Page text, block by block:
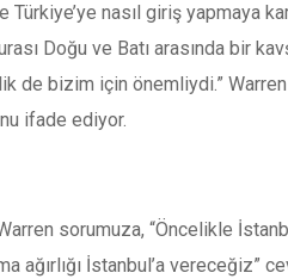
Türkiye’ye nasıl giriş yapmaya
Doğu ve Batı arasında bir
bizim için önemliydi.” Warren
ifade ediyor.
sorumuza, “Öncelikle
İstanbul’a vereceğiz”